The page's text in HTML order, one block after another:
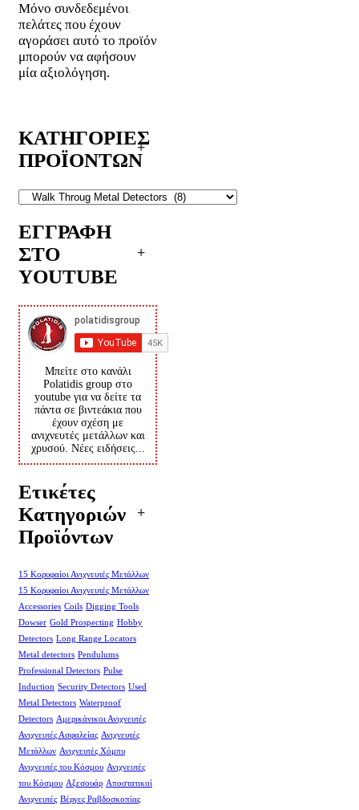
ΚΑΤΗΓΟΡΙΕΣ
ΠΡΟΪΟΝΤΩΝ
ΕΓΓΡΑΦΗ
ΣΤΟ
YOUTUBE
Μπείτε στο κανάλι
Polatidis group στο
youtube για να δείτε τα
πάντα σε βιντεάκια που
έχουν σχέση με
ανιχνευτές μετάλλων και
χρυσού. Νέες ειδήσεις...
Ετικέτες
Κατηγοριών
Προϊόντων
15 Κορυφαίοι Ανιχνευτές Μετάλλων
15 Κορυφαίοι Ανιχνευτές Μετάλλων
Accessories Coils Digging Tools
Dowser Gold Prospecting Hobby
Detectors Long Range Locators
Metal detectors Pendulums
Professional Detectors Pulse
Induction Security Detectors Used
Metal Detectors Waterproof
Detectors Αμερικάνικοι Ανιχνευτές
Ανιχνευτές Ασφαλείας Ανιχνευτές
Μετάλλων Ανιχνευτές Χόμπυ
Ανιχνευτές του Κόσμου Ανιχνευτές
του Κόσμου Αξεσουάρ Αποστατικοί
Ανιχνευτές Βέργες Ραβδοσκοπίας
Μόνο συνδεδεμένοι
πελάτες που έχουν
αγοράσει αυτό το προϊόν
μπορούν να αφήσουν
μία αξιολόγηση.